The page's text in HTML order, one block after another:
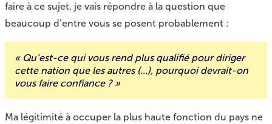
faire à ce sujet, je vais répondre à la question que
beaucoup d’entre vous se posent probablement :
« Qu’est-ce qui vous rend plus qualifié pour diriger
cette nation que les autres (...), pourquoi devrait-on
vous faire confiance ? »
Ma légitimité à occuper la plus haute fonction du pays ne